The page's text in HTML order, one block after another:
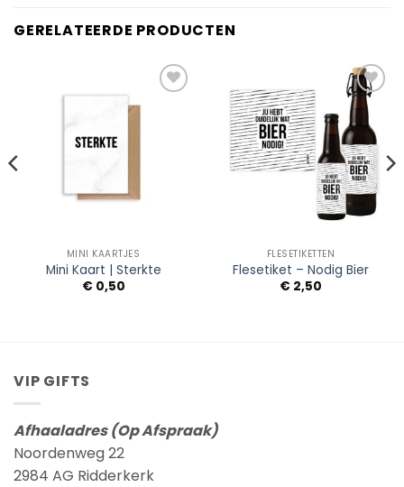
GERELATEERDE PRODUCTEN
MINI KAARTJES
Mini Kaart | Sterkte
€0,50
Add to
Wishlist
FLESETIKETTEN
Flesetiket – Nodig Bier
€ 2,50
VIP GIFTS
Afhaaladres (Op Afspraak)
Noordenweg 22
2984 AG Ridderkerk